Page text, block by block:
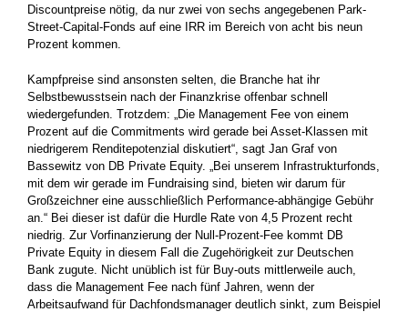
Discountpreise nötig, da nur zwei von sechs angegebenen Park-
Street-Capital-Fonds auf eine IRR im ­Bereich von acht bis neun
Prozent kommen.
Kampfpreise sind ansonsten selten, die ­Branche hat ihr
Selbstbewusstsein nach der Finanzkrise offenbar schnell
wiedergefunden. Trotzdem: „Die Management Fee von einem
Prozent auf die Commitments wird gerade bei Asset-Klassen mit
niedrigerem ­Renditepotenzial diskutiert“, sagt Jan Graf von
Bassewitz von DB Private Equity. „Bei unserem Infrastrukturfonds,
mit dem wir ­gerade im Fundraising sind, bieten wir darum für
Großzeichner eine ausschließlich Performance-abhängige Gebühr
an.“ Bei dieser ist ­dafür die Hurdle Rate von 4,5 Prozent recht
niedrig. Zur Vorfinanzierung der Null-Prozent-Fee kommt DB
Private Equity in diesem Fall die ­Zugehörigkeit zur Deutschen
Bank zugute. Nicht unüblich ist für Buy-outs mittlerweile auch,
dass die Management Fee nach fünf ­Jahren, wenn der
Arbeitsaufwand für Dachfondsmanager deutlich sinkt, zum Beispiel